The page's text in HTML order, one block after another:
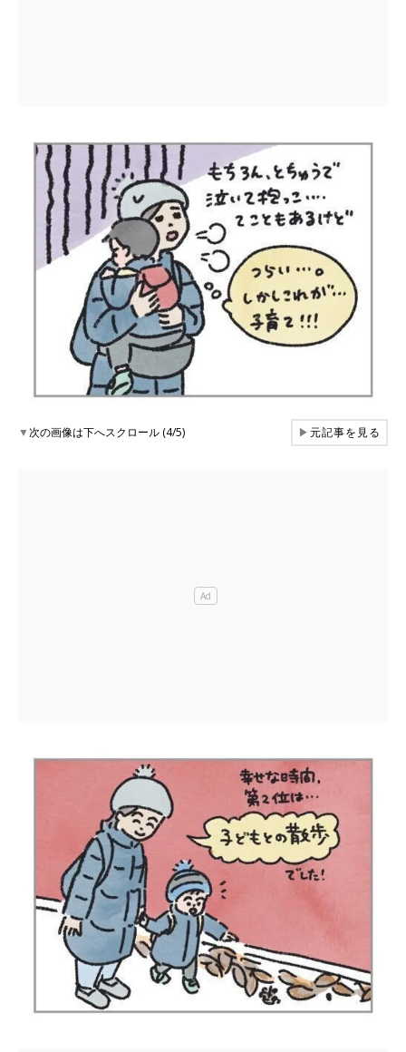
▼次の画像は下へスクロール (4/5) ▶元記事を見る